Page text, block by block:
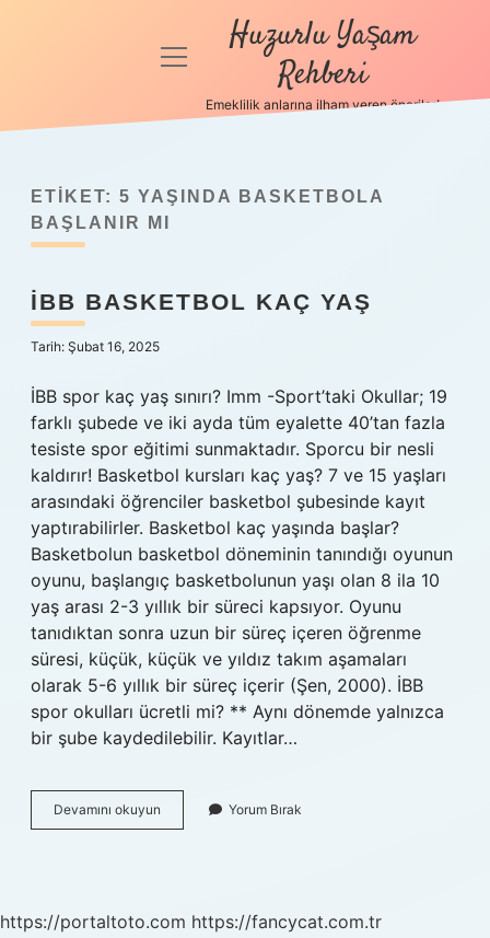
Anasayfa
Politikası
Yasal Uyarı
Hakkımızda
menüyü
Huzurlu Yaşam
Rehberi
Emeklilik anlarına ilham veren öneriler!
ETIKET: 5 YAŞINDA BASKETBOLA
BAŞLANIR MI
İBB BASKETBOL KAÇ YAŞ
Tarih: Şubat 16, 2025
İBB spor kaç yaş sınırı? Imm -Sport’taki Okullar; 19
farklı şubede ve iki ayda tüm eyalette 40’tan fazla
tesiste spor eğitimi sunmaktadır. Sporcu bir nesli
kaldırır! Basketbol kursları kaç yaş? 7 ve 15 yaşları
arasındaki öğrenciler basketbol şubesinde kayıt
yaptırabilirler. Basketbol kaç yaşında başlar?
Basketbolun basketbol döneminin tanındığı oyunun
oyunu, başlangıç ​​basketbolunun yaşı olan 8 ila 10
yaş arası 2-3 yıllık bir süreci kapsıyor. Oyunu
tanıdıktan sonra uzun bir süreç içeren öğrenme
süresi, küçük, küçük ve yıldız takım aşamaları
olarak 5-6 yıllık bir süreç içerir (Şen, 2000). İBB
spor okulları ücretli mi? ** Aynı dönemde yalnızca
bir şube kaydedilebilir. Kayıtlar…
Devamını okuyun
Basketbol
Yorum Bırak
https://portaltoto.com https://fancycat.com.tr